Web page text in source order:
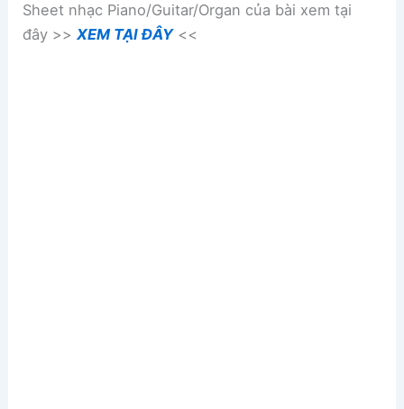
Sheet nhạc Piano/Guitar/Organ của bài xem tại
đây >>XEM TẠI ĐÂY<<